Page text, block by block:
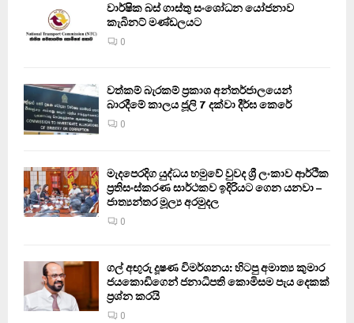
වාර්ෂික බස් ගාස්තු සංශෝධන යෝජනාව
කැබිනට් මණ්ඩලයට
0
වත්කම් බැරකම් ප්‍රකාශ අන්තර්ජාලයෙන්
බාරදීමේ කාලය ජූලි 7 දක්වා දීර්ඝ කෙරේ
0
මැදපෙරදිග යුද්ධය හමුවේ වුවද ශ්‍රී ලංකාව ආර්ථික
ප්‍රතිසංස්කරණ සාර්ථකව ඉදිරියට ගෙන යනවා –
ජාත්‍යන්තර මූල්‍ය අරමුදල
0
ගල් අඟුරු දූෂණ විමර්ශනය: හිටපු අමාත්‍ය කුමාර
ජයකොඩිගෙන් ජනාධිපති කොමිසම පැය දෙකක්
ප්‍රශ්න කරයි
0